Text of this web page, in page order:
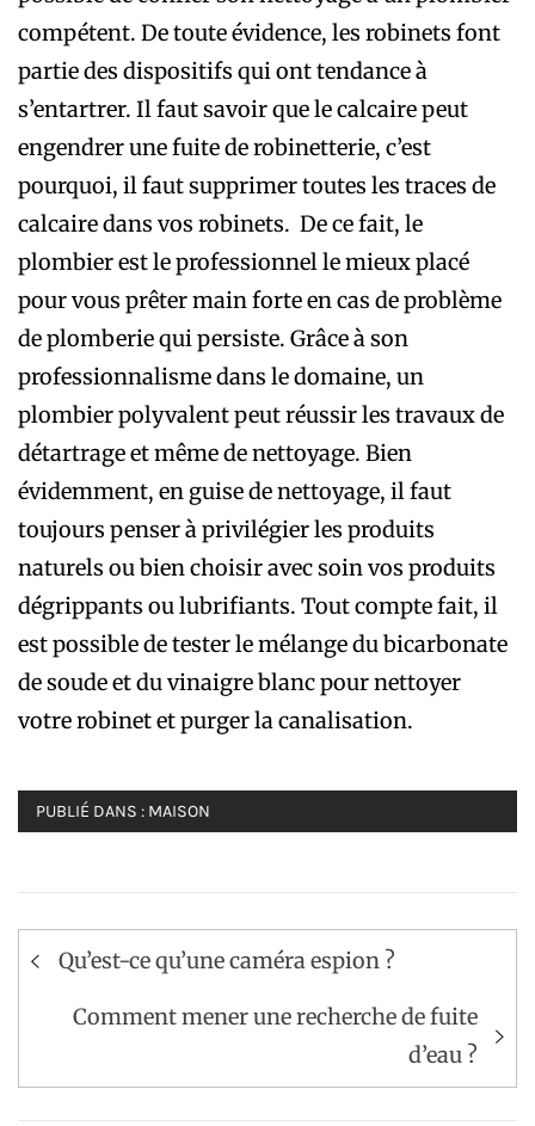
compétent. De toute évidence, les robinets font
partie des dispositifs qui onttendance à
s’entartrer. Il faut savoir que le calcaire peut
engendrer une fuite de robinetterie, c’est
pourquoi, il faut supprimer toutes les traces de
calcaire dans vos robinets. De ce fait, le
plombier est le professionnel le mieux placé
pour vous prêter main forte en cas de problème
de plomberie qui persiste. Grâce à son
professionnalisme dans le domaine, un
plombier polyvalent peut réussir les travaux de
détartrage et même de nettoyage. Bien
évidemment, en guise de nettoyage, il faut
toujours penser à privilégier les produits
naturels ou bien choisir avec soin vos produits
dégrippants ou lubrifiants. Tout compte fait, il
est possible de tester le mélange du bicarbonate
de soude et du vinaigre blanc pour nettoyer
votre robinet et purger la canalisation.
PUBLIÉ DANS : MAISON
Navigation
l’article
Qu’est-ce qu’une caméra espion ?
Comment mener une recherche de fuite
d’eau ?